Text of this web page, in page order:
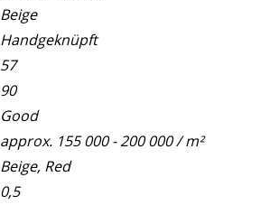
Beige
Handgeknüpft
57
90
Good
approx. 155 000 - 200 000 / m²
Beige, Red
0,5